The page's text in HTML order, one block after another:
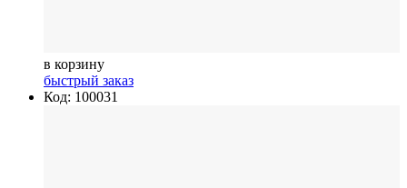
в корзину
быстрый заказ
Код: 100031